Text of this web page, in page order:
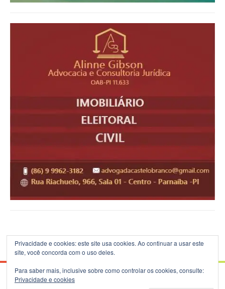
© 2026 Blog do B.Silva - Theme: Patus by FameThemes.
Privacidade e cookies: este site usa cookies. Ao continuar a usar este
site, você concorda com o uso deles.
Para saber mais, inclusive sobre como controlar os cookies, consulte:
Privacidade e cookies